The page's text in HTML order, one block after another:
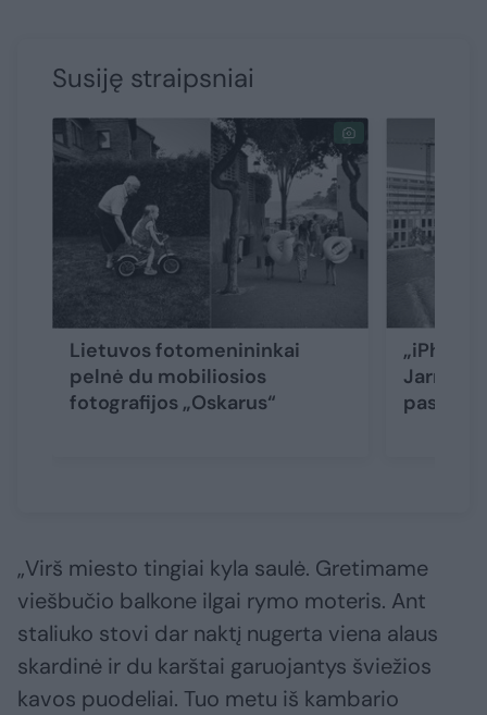
Susiję straipsniai
Lietuvos fotomenininkai
pelnė du mobiliosios
fotografijos „Oskarus“
„Virš miesto tingiai kyla saulė. Gretimame
viešbučio balkone ilgai rymo moteris. Ant
staliuko stovi dar naktį nugerta viena alaus
skardinė ir du karštai garuojantys šviežios
kavos puodeliai. Tuo metu iš kambario